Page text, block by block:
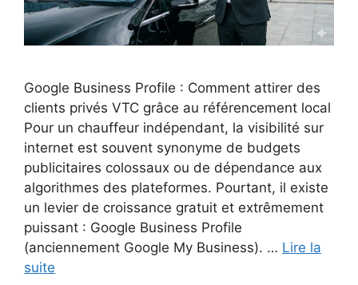
Google Business Profile : Comment attirer des
clients privés VTC grâce au référencement local
Pour un chauffeur indépendant, la visibilité sur
internet est souvent synonyme de budgets
publicitaires colossaux ou de dépendance aux
algorithmes des plateformes. Pourtant, il existe
un levier de croissance gratuit et extrêmement
puissant : Google Business Profile
(anciennement Google My Business). … Lire la
suite